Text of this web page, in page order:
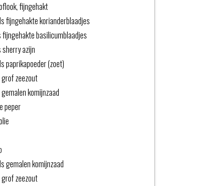
fijngehakt
fijngehakte korianderblaadjes
basilicumblaadjes
azijn
paprikapoeder (zoet)
zeezout
komijnzaad
peper
gemalen komijnzaad
zeezout